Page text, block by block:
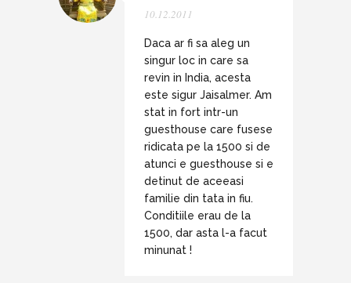
10.12.2011
Daca ar fi sa aleg un
singur loc in care sa
revin in India, acesta
este sigur Jaisalmer. Am
stat in fort intr-un
guesthouse care fusese
ridicata pe la 1500 si de
atunci e guesthouse si e
detinut de aceeasi
familie din tata in fiu.
Conditiile erau de la
1500, dar asta l-a facut
minunat !